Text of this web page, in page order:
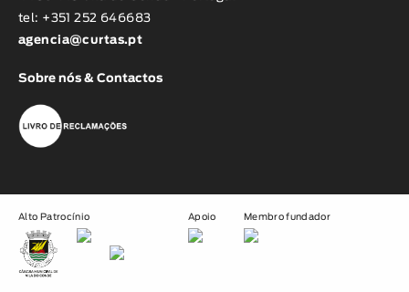
tel: +351 252 646683
agencia@curtas.pt
Sobre nós & Contactos
Alto Patrocínio Apoio Membro fundador